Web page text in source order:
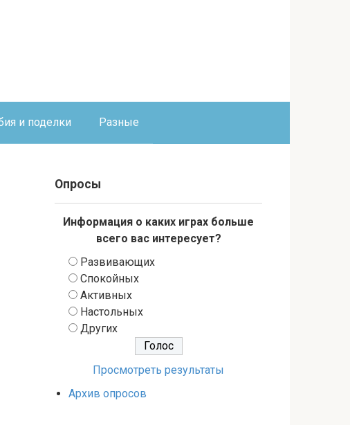
и поделки Разные
Опросы
Информация о каких играх больше
всего вас интересует?
Развивающих
Спокойных
Активных
Настольных
Других
Просмотреть результаты
Архив опросов